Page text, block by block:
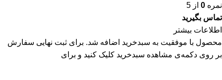
نمره 0 از 5
تماس بگیرید
اطلاعات بیشتر
محصول با موفقیت به سبدخرید اضافه شد. برای ثبت نهایی سفارش
بر روی دکمه‌ی مشاهده سبدخرید کلیک کنید و برای